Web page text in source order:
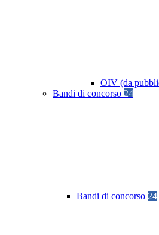
OIV (da
Bandi di concorso 24
Bandi di concorso 24